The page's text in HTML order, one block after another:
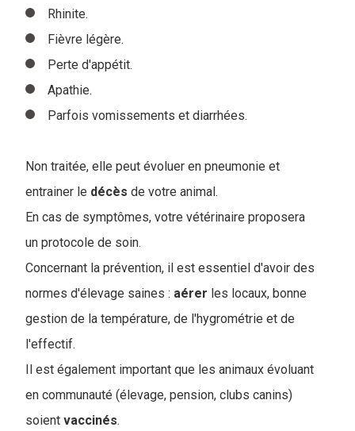
Rhinite.
Fièvre légère.
Perte d'appétit.
Apathie.
Parfois vomissements et diarrhées.
Non traitée, elle peut évoluer en pneumonie et
entrainer le décès de votre animal.
En cas de symptômes, votre vétérinaire proposera
un protocole de soin.
Concernant la prévention, il est essentiel d'avoir des
normes d'élevage saines : aérer les locaux, bonne
gestion de la température, de l'hygrométrie et de
l'effectif.
Il est également important que les animaux évoluant
en communauté (élevage, pension, clubs canins)
soient vaccinés.